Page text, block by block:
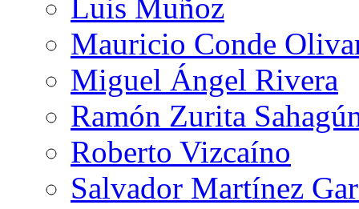
Luis Muñoz
Mauricio Conde
Miguel Ángel Rivera
Ramón Zurita
Roberto Vizcaíno
Salvador Martínez